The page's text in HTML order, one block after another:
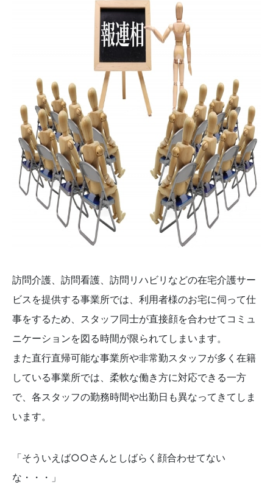
訪問介護、訪問看護、訪問リハビリなどの在宅介護サー
ビスを提供する事業所では、利用者様のお宅に伺って仕
事をするため、スタッフ同士が直接顔を合わせてコミュ
ニケーションを図る時間が限られてしまいます。
また直行直帰可能な事業所や非常勤スタッフが多く在籍
している事業所では、柔軟な働き方に対応できる一方
で、各スタッフの勤務時間や出勤日も異なってきてしま
います。
「そういえば○○さんとしばらく顔合わせてない
な・・・」